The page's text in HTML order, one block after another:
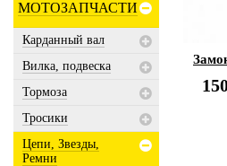
МОТОЗАПЧАСТИ
Карданный вал
Вилка, подвеска
Тормоза
Тросики
Цепи, Звезды,
Ремни